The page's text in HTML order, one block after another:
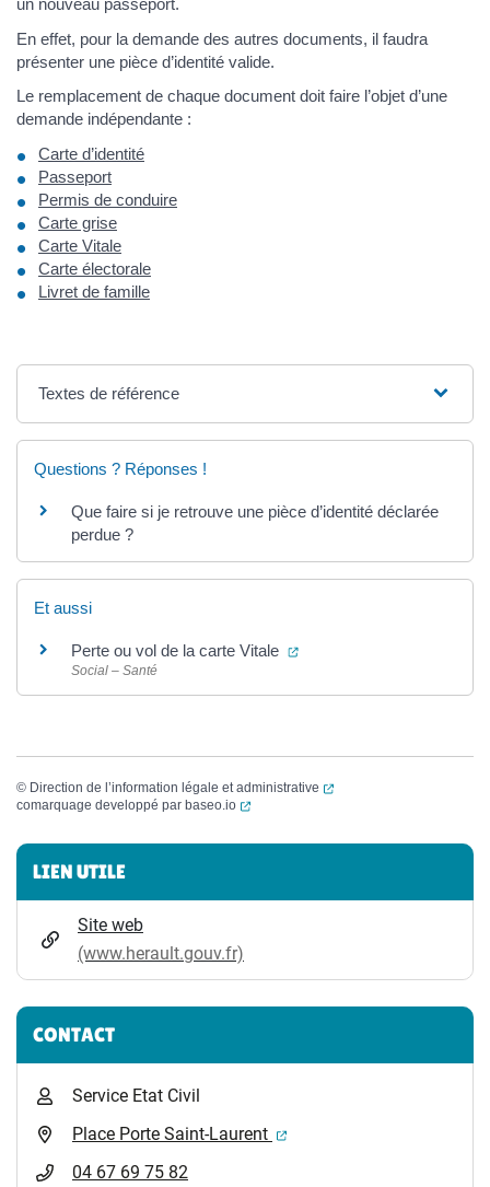
un nouveau passeport.
En effet, pour la demande des autres documents, il faudra
présenter une pièce d’identité valide.
Le remplacement de chaque document doit faire l’objet d’une
demande indépendante :
Carte d’identité
Passeport
Permis de conduire
Carte grise
Carte Vitale
Carte électorale
Livret de famille
Textes de référence
Questions ? Réponses !
Que faire si je retrouve une pièce d’identité déclarée
perdue ?
Et aussi
Perte ou vol de la carte Vitale (ouverture dans un nouvel
Social – Santé
© Direction de l’information légale et administrative
(ouverture dans un
comarquage developpé par baseo.io (ouverture dans un nouvel onglet)
Informations complémentaires
LIEN UTILE
Site web
(www.herault.gouv.fr)
CONTACT
Service Etat Civil
Place Porte Saint-Laurent
(ouverture dans un
04 67 69 75 82